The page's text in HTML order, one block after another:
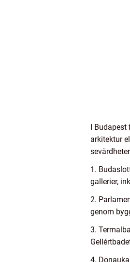
I Budapest
arkitektur
1.
gallerier,
2.
genom
3.
4.